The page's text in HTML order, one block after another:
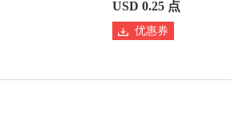
USD 0.25 点
优惠券